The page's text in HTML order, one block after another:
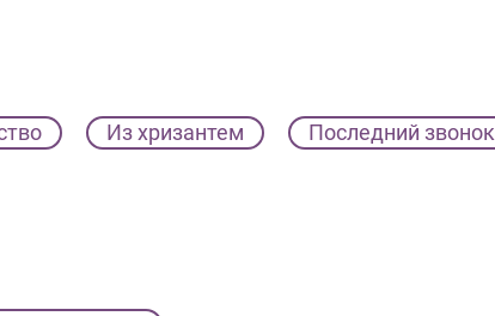
Из хризантем Последний звонок